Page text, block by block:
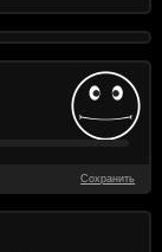
Сохранить